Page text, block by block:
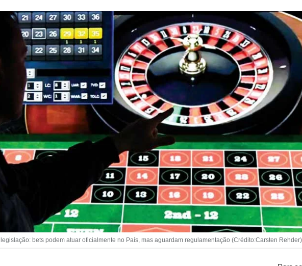
bets podem atuar oficialmente no País, mas aguardam regulamentação (Crédito:Carsten Rehder)